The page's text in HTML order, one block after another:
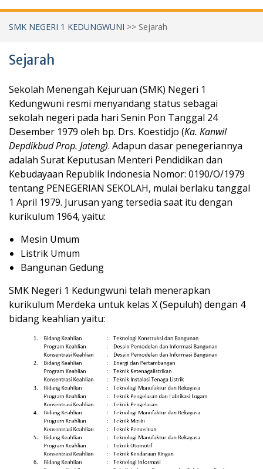
SMK NEGERI 1 KEDUNGWUNI >> Sejarah
Sejarah
Sekolah Menengah Kejuruan (SMK) Negeri 1
Kedungwuni resmi menyandang status sebagai
sekolah negeri pada hari Senin Pon Tanggal 24
Desember 1979 oleh bp. Drs. Koestidjo (Ka. Kanwil
Depdikbud Prop. Jateng). Adapun dasar penegeriannya
adalah Surat Keputusan Menteri Pendidikan dan
Kebudayaan Republik Indonesia Nomor: 0190/O/1979
tentang PENEGERIAN SEKOLAH, mulai berlaku tanggal
1 April 1979. Jurusan yang tersedia saat itu dengan
kurikulum 1964, yaitu:
Mesin Umum
Listrik Umum
Bangunan Gedung
SMK Negeri 1 Kedungwuni telah menerapkan
kurikulum Merdeka untuk kelas X (Sepuluh) dengan 4
bidang keahlian yaitu: